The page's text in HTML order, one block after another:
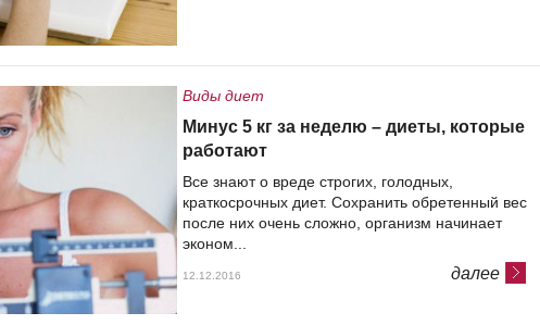
Виды диет
Минус 5 кг за неделю – диеты, которые
работают
Все знают о вреде строгих, голодных,
краткосрочных диет. Сохранить обретенный вес
после них очень сложно, организм начинает
эконом...
далее
12.12.2016